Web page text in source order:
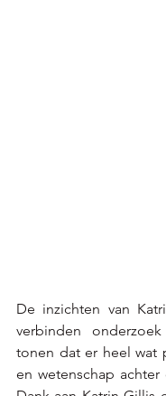
De inzichten van
verbinden
tonen dat er heel wat
en wetenschap